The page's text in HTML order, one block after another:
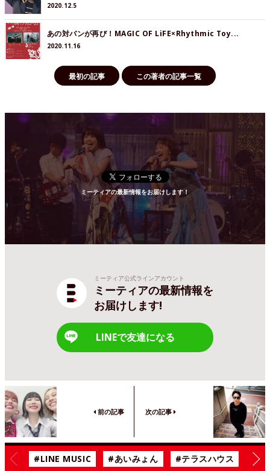
2020.12.5
あの対バンが再び！MAGIC OF LiFE×Rhythmic Toy...
2020.11.16
最初の記事 この著者の記事一覧
ミーティアの最新情報をお届けします！
ミーティア公式ラインアカウント
ミーティアの最新情報を
お届けします!
LINEで友達になる
前の記事 次の記事
#LINE MUSIC #あいみょん #テラスハウス #漫